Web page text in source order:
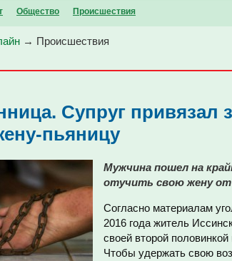
Общество Проиcшествия
→ Проиcшествия
Супруг привязал
пьяницу
Мужчина пошел на
отучить свою жену от
Согласно материалам
2016 года житель
своей второй
Чтобы удержать свою